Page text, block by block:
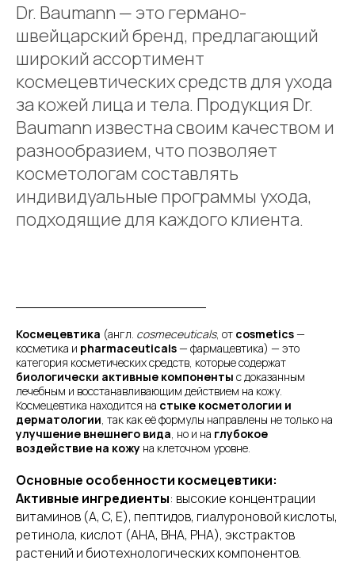
Dr. Baumann — это германо-
швейцарский бренд, предлагающий
широкий ассортимент
космецевтических средств для ухода
за кожей лица и тела. Продукция Dr.
Baumann известна своим качеством и
разнообразием, что позволяет
косметологам составлять
индивидуальные программы ухода,
подходящие для каждого клиента.
Космецевтика (англ. cosmeceuticals, от cosmetics—
косметика и pharmaceuticals— фармацевтика) — это
категория косметических средств, которые содержат
биологически активные компоненты с доказанным
лечебным и восстанавливающим действием на кожу.
Космецевтика находится на стыке косметологии и
дерматологии, так как её формулы направлены не только на
улучшение внешнего вида, но и на глубокое
воздействие на кожу на клеточном уровне.
Основные особенности космецевтики:
Активные ингредиенты: высокие концентрации
витаминов (A, C, E), пептидов, гиалуроновой кислоты,
ретинола, кислот (AHA, BHA, PHA), экстрактов
растений и биотехнологических компонентов.